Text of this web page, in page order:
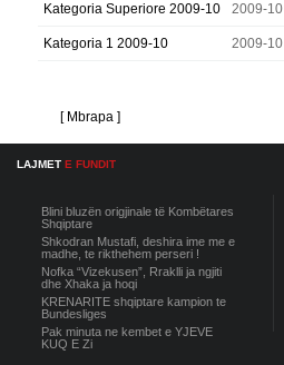
Kategoria Superiore 2009-10 2009-10
Kategoria 1 2009-10 2009-10
[ Mbrapa ]
LAJMET E FUNDIT
Blini bluzën origjinale të Kombëtares
Shqiptare
Shkodran Mustafi, deshira ime me e
madhe, te rikthehem perseri !
Nofka “Vizekusen”, Rraklli ja ngjiti
dhe Xhaka ja hoqi
KRENARITE shqiptare kampion te
Bundesliges
Pak minuta ne kembet e YJEVE
KUQ E Zi